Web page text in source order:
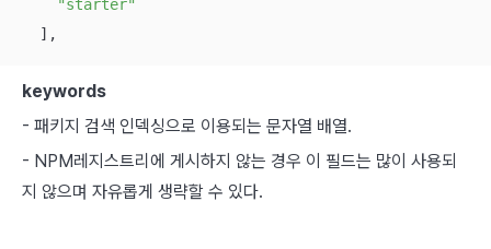
"starter"
  ],
keywords
- 패키지 검색 인덱싱으로 이용되는 문자열 배열.
- NPM레지스트리에 게시하지 않는 경우 이 필드는 많이 사용되
지 않으며 자유롭게 생략할 수 있다.